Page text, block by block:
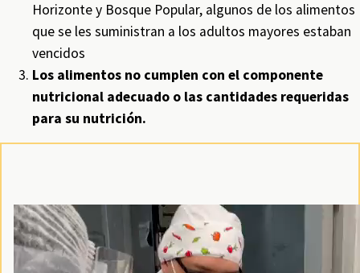
Horizonte y Bosque Popular, algunos de los alimentos
que se les suministran a los adultos mayores estaban
vencidos
Los alimentos no cumplen con el componente
nutricional adecuado o las cantidades requeridas
para su nutrición.